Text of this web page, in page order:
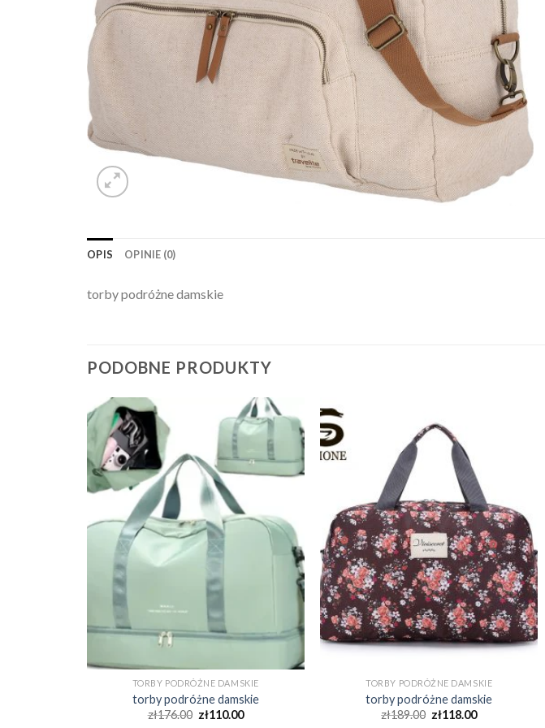
OPIS OPINIE (0)
torby podróżne damskie
PODOBNE PRODUKTY
TORBY PODRÓŻNE DAMSKIE
torby podróżne damskie
zł176.00 zł110.00
TORBY PODRÓŻNE DAMSKIE
torby podróżne damskie
zł189.00 zł118.00